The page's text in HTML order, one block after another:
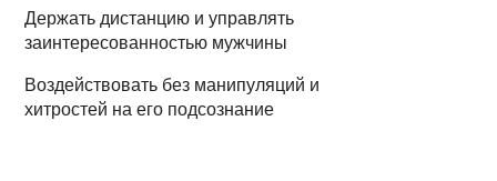
Держать дистанцию и управлять
заинтересованностью мужчины
Воздействовать без манипуляций и
хитростей на его подсознание